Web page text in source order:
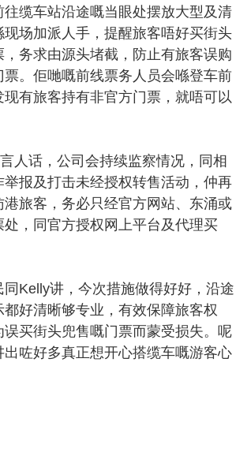
缆车站沿途嘅当眼处摆放大型及清
现场加派人手，提醒旅客唔好买街头
，务求由源头堵截，防止有旅客误购
。佢哋嘅前线票务人员会喺登车前
有旅客持有非官方门票，就唔可以
话，公司会持续监察情况，同相
举报及打击未经授权转售活动，仲再
旅客，务必只经官方网站、东涌或
，同官方授权网上平台及代理买
讲，今次措施做得好好，沿途
好清晰够专业，有效保障旅客权
买街头兜售嘅门票而蒙受损失。呢
咗好多真正想开心搭缆车嘅游客心